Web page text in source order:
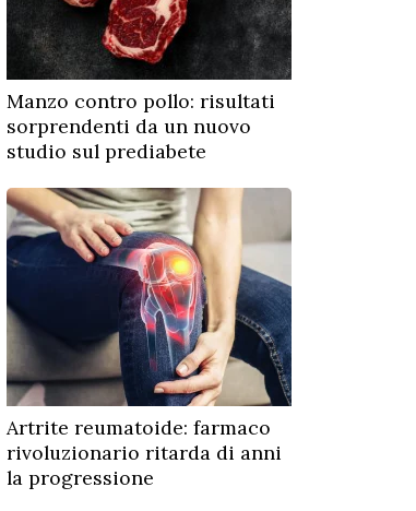
Manzo contro pollo: risultati
sorprendenti da un nuovo
studio sul prediabete
Artrite reumatoide: farmaco
rivoluzionario ritarda di anni
la progressione